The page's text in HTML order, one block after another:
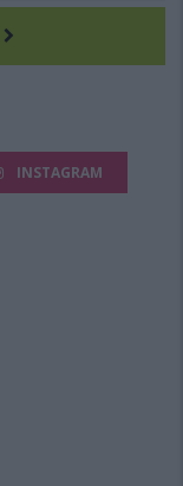
INSTAGRAM